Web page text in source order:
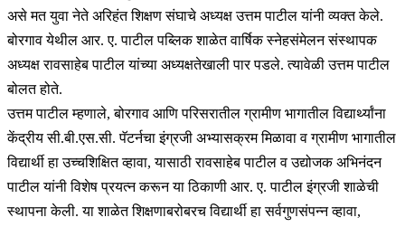
असे मत युवा नेते अरिहंत शिक्षण संघाचे अध्यक्ष उत्तम पाटील यांनी व्यक्त केले.
बोरगाव येथील आर. ए. पाटील पब्लिक शाळेत वार्षिक स्नेहसंमेलन संस्थापक
अध्यक्ष रावसाहेब पाटील यांच्या अध्यक्षतेखाली पार पडले. त्यावेळी उत्तम पाटील
बोलत होते.
उत्तम पाटील म्हणाले, बोरगाव आणि परिसरातील ग्रामीण भागातील विद्यार्थ्यांना
केंद्रीय सी.बी.एस.सी. पॅटर्नचा इंग्रजी अभ्यासक्रम मिळावा व ग्रामीण भागातील
विद्यार्थी हा उच्चशिक्षित व्हावा, यासाठी रावसाहेब पाटील व उद्योजक अभिनंदन
पाटील यांनी विशेष प्रयत्न करून या ठिकाणी आर. ए. पाटील इंग्रजी शाळेची
स्थापना केली. या शाळेत शिक्षणाबरोबरच विद्यार्थी हा सर्वगुणसंपन्न व्हावा,